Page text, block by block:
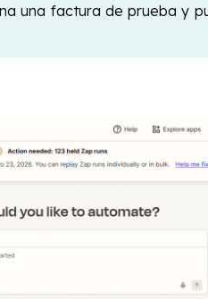
una factura de prueba y